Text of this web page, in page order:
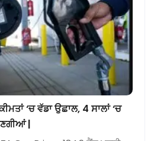
‘ਚ ਵੱਡਾ ਉਛਾਲ, 4 ਸਾਲਾਂ ‘ਚ
|